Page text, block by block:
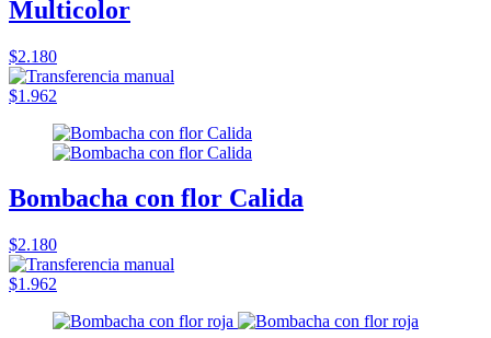
Multicolor
$2.180
$1.962
Bombacha con flor Calida
$2.180
$1.962